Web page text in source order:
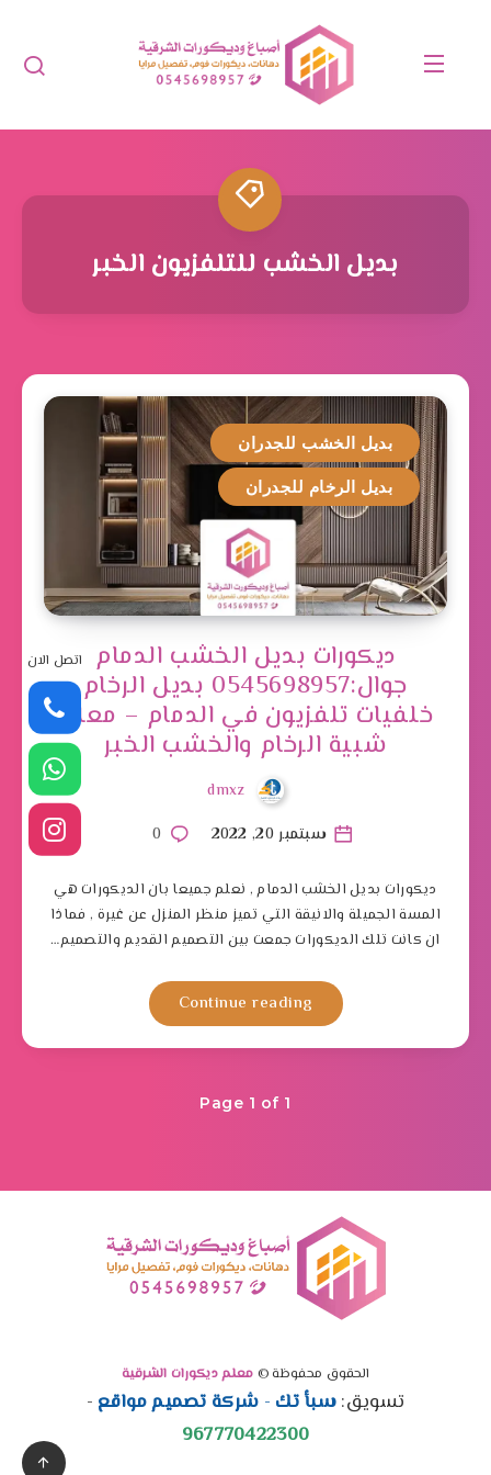
بديل الخشب للتلفزيون الخبر
بديل الخشب للجدران
بديل الرخام للجدران
ديكورات بديل الخشب الدمام
جوال:0545698957 بديل الرخام
خلفيات تلفزيون في الدمام – معلم
شبية الرخام والخشب الخبر
dmxz
سبتمبر 20, 2022
0
ديكورات بديل الخشب الدمام , نعلم جميعا بان الديكورات هي
المسة الجميلة والانيقة التي تميز منظر المنزل عن غيرة , فماذا
ان كانت تلك الديكورات جمعت بين التصميم القديم والتصميم…
Continue reading
Page 1 of 1
الحقوق محفوظة © معلم ديكورات الشرقية
تسويق:سبأ تك - شركة تصميم مواقع -
967770422300
اتصل الان